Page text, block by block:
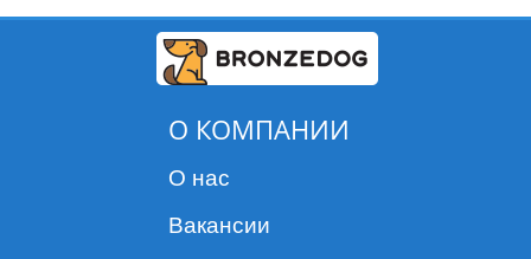
О КОМПАНИИ
О нас
Вакансии